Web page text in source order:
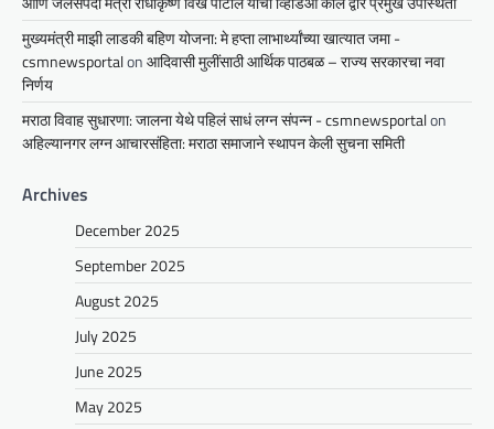
मुख्यमंत्री माझी लाडकी बहिण योजना: मे हप्ता लाभार्थ्यांच्या खात्यात जमा -
csmnewsportalonआदिवासी मुलींसाठी आर्थिक पाठबळ – राज्य सरकारचा नवा
निर्णय
मराठा विवाह सुधारणा: जालना येथे पहिलं साधं लग्न संपन्न - csmnewsportalon
अहिल्यानगर लग्न आचारसंहिता: मराठा समाजाने स्थापन केली सुचना समिती
Archives
December 2025
September 2025
August 2025
July 2025
June 2025
May 2025